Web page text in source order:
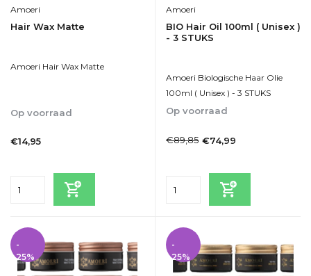
Amoeri
Hair Wax Matte
Amoeri Hair Wax Matte
Op voorraad
€14,95
Amoeri
BIO Hair Oil 100ml ( Unisex )
- 3 STUKS
Amoeri Biologische Haar Olie
100ml ( Unisex ) - 3 STUKS
Op voorraad
€89,85 €74,99
-
25%
-
25%